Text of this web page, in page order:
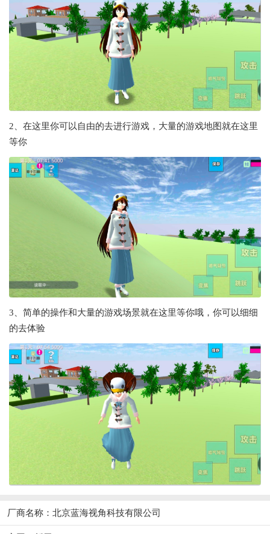
2、在这里你可以自由的去进行游戏，大量的游戏地图就在这里
等你
3、简单的操作和大量的游戏场景就在这里等你哦，你可以细细
的去体验
厂商名称：北京蓝海视角科技有限公司